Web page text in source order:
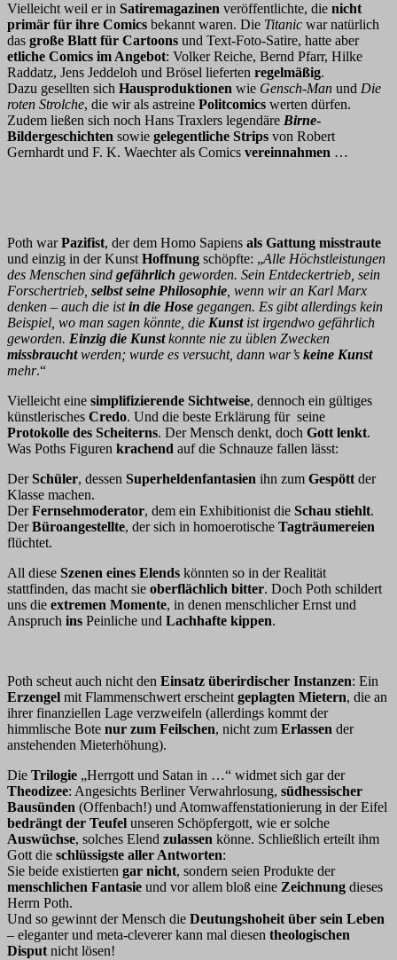
Vielleicht weil er in Satiremagazinen veröffentlichte, die nicht
primär für ihre Comics bekannt waren. Die Titanic war natürlich
das große Blatt für Cartoons und Text-Foto-Satire, hatte aber
etliche Comics im Angebot: Volker Reiche, Bernd Pfarr, Hilke
Raddatz, Jens Jeddeloh und Brösel lieferten regelmäßig.
Dazu gesellten sich Hausproduktionen wie Gensch-Man und Die
roten Strolche, die wir als astreine Politcomics werten dürfen.
Zudem ließen sich noch Hans Traxlers legendäre Birne-
Bildergeschichten sowie gelegentliche Strips von Robert
Gernhardt und F. K. Waechter als Comics vereinnahmen …
Poth warPazifist, der dem Homo Sapiens als Gattung misstraute
und einzig in der Kunst Hoffnung schöpfte: „Alle Höchstleistungen
des Menschen sind gefährlich geworden. Sein Entdeckertrieb, sein
Forschertrieb, selbst seine Philosophie , wenn wir an Karl Marx
denken – auch die istin die Hose gegangen. Es gibt allerdings kein
Beispiel, wo man sagen könnte, die Kunstist irgendwo gefährlich
geworden. Einzig die Kunstkonnte nie zu üblen Zwecken
missbrauchtwerden; wurde es versucht, dann war’s keine Kunst
mehr.“
Vielleicht eine simplifizierende Sichtweise, dennoch ein gültiges
künstlerisches Credo. Und die beste Erklärung für seine
Protokolle des Scheiterns. Der Mensch denkt, doch Gott lenkt.
Was Poths Figuren krachend auf die Schnauze fallen lässt:
DerSchüler, dessen Superheldenfantasien ihn zum Gespött der
Klasse machen.
DerFernsehmoderator, dem ein Exhibitionist die Schau stiehlt.
DerBüroangestellte, der sich in homoerotische Tagträumereien
flüchtet.
All diese Szenen eines Elends könnten so in der Realität
stattfinden, das macht sie oberflächlich bitter. Doch Poth schildert
uns die extremen Momente, in denen menschlicher Ernst und
Anspruch ins Peinliche und Lachhafte kippen.
Poth scheut auch nicht den Einsatz überirdischer Instanzen: Ein
Erzengel mit Flammenschwert erscheint geplagten Mietern, die an
ihrer finanziellen Lage verzweifeln (allerdings kommt der
himmlische Bote nur zum Feilschen, nicht zum Erlassen der
anstehenden Mieterhöhung).
Die Trilogie „Herrgott und Satan in …“ widmet sich gar der
Theodizee: Angesichts Berliner Verwahrlosung, südhessischer
Bausünden (Offenbach!) und Atomwaffenstationierung in der Eifel
bedrängt der Teufel unseren Schöpfergott, wie er solche
Auswüchse, solches Elend zulassen könne. Schließlich erteilt ihm
Gott die schlüssigste aller Antworten:
Sie beide existierten gar nicht, sondern seien Produkte der
menschlichen Fantasie und vor allem bloß eine Zeichnung dieses
Herrn Poth.
Und so gewinnt der Mensch die Deutungshoheit über sein Leben
– eleganter und meta-cleverer kann mal diesen theologischen
Disput nicht lösen!